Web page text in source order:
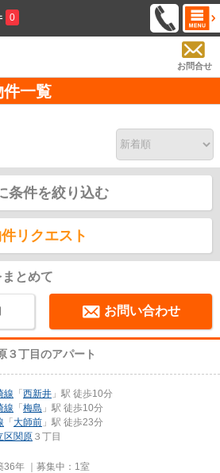
0
お問合せ
件一覧
条件を絞り込む
リクエスト
とめて
お問い合わせ
３丁目のアパート
線 「 西新井 」駅 徒歩10分
線 「 梅島 」駅 徒歩10分
「 大師前 」駅 徒歩23分
区関原 ３丁目
年 ｜募集中： 1室